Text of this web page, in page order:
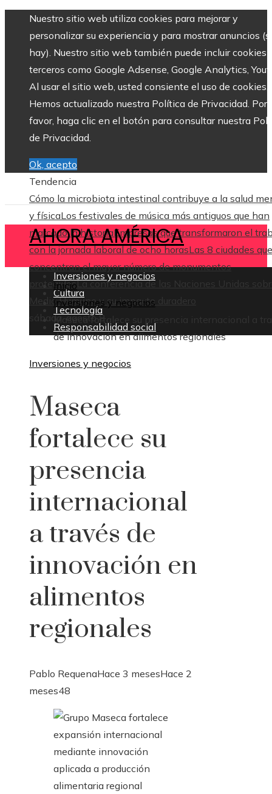
Nuestro sitio web utiliza cookies para mejorar y
personalizar su experiencia y para mostrar anuncios
hay). Nuestro sitio web también puede incluir cookies
terceros como Google Adsense, Google Analytics,
Al usar el sitio web, usted consiente el uso de cookies.
Hemos actualizado nuestra Política de Privacidad. Por
favor, haga clic en el botón para consultar nuestra
de Privacidad.
Ok, acepto
Tendencia
Cómo la microbiota intestinal contribuye a la salud
y físicaLos festivales de música más antiguos que han
marcado la historiaEmpresas que transformaron el
con la jornada laboral de ocho horasLas 8 ciudades que
concentran el mayor número de monumentos
protegidosLa conferencia de las Naciones Unidas
Medio Humano y su impacto duradero
sábado, agosto 8
AHORA AMÉRICA
Inversiones y negocios
Cultura
Tecnología
Responsabilidad social
Inicio
Inversiones y negocios
Maseca fortalece su presencia internacional a
de innovación en alimentos regionales
Inversiones y negocios
Maseca
fortalece su
presencia
internacional
a través de
innovación en
alimentos
regionales
Pablo RequenaHace 3 mesesHace 2
meses48